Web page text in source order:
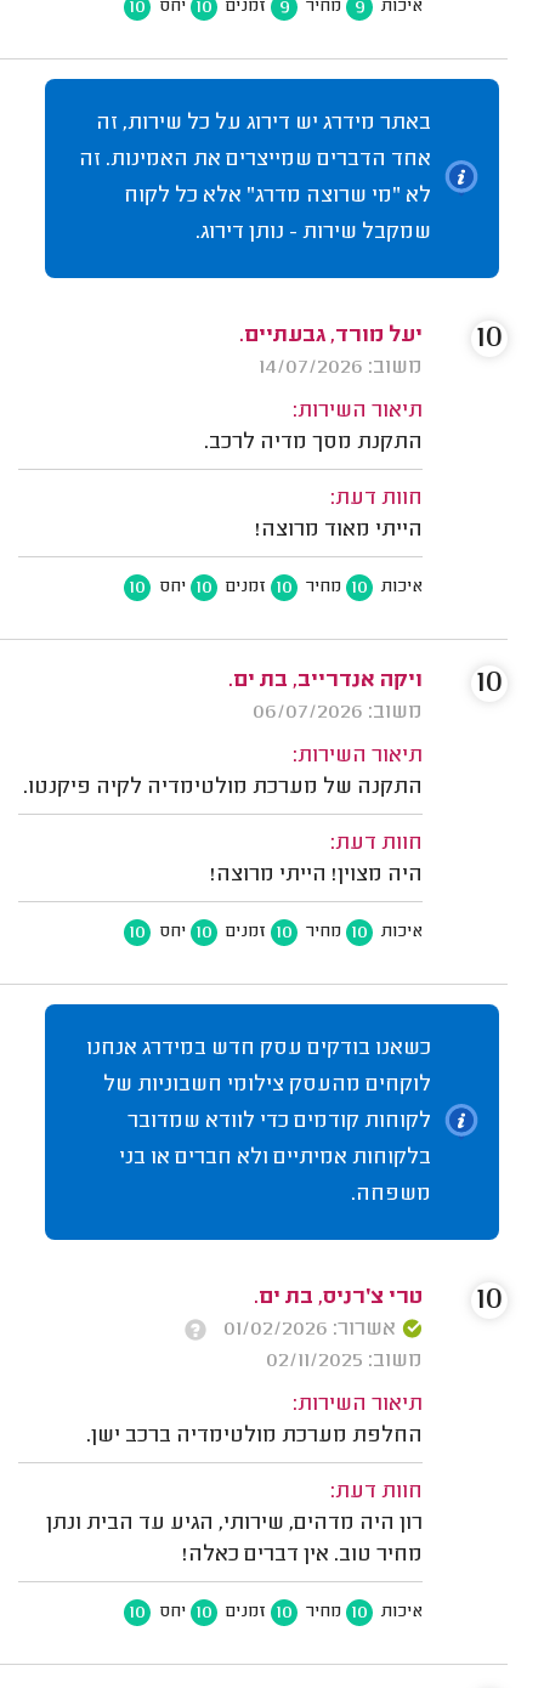
איכות 9 מחיר 9 זמנים 10 יחס 10
באתר מידרג יש דירוג על כל שירות, זה
אחד הדברים שמייצרים את האמינות. זה
לא "מי שרוצה מדרג" אלא כל לקוח
שמקבל שירות - נותן דירוג.
יעל מורד, גבעתיים.
משוב: 14/07/2026
תיאור השירות:
התקנת מסך מדיה לרכב.
חוות דעת:
הייתי מאוד מרוצה!
איכות 10 מחיר 10 זמנים 10 יחס 10
10
ויקה אנדרייב, בת ים.
משוב: 06/07/2026
תיאור השירות:
התקנה של מערכת מולטימדיה לקיה פיקנטו.
חוות דעת:
היה מצוין! הייתי מרוצה!
איכות 10 מחיר 10 זמנים 10 יחס 10
10
כשאנו בודקים עסק חדש במידרג אנחנו
לוקחים מהעסק צילומי חשבוניות של
לקוחות קודמים כדי לוודא שמדובר
בלקוחות אמיתיים ולא חברים או בני
משפחה.
טרי צ׳רניס, בת ים.
אשרור: 01/02/2026
משוב: 02/11/2025
תיאור השירות:
החלפת מערכת מולטימדיה ברכב ישן.
חוות דעת:
רון היה מדהים, שירותי, הגיע עד הבית ונתן
מחיר טוב. אין דברים כאלה!
איכות 10 מחיר 10 זמנים 10 יחס 10
10